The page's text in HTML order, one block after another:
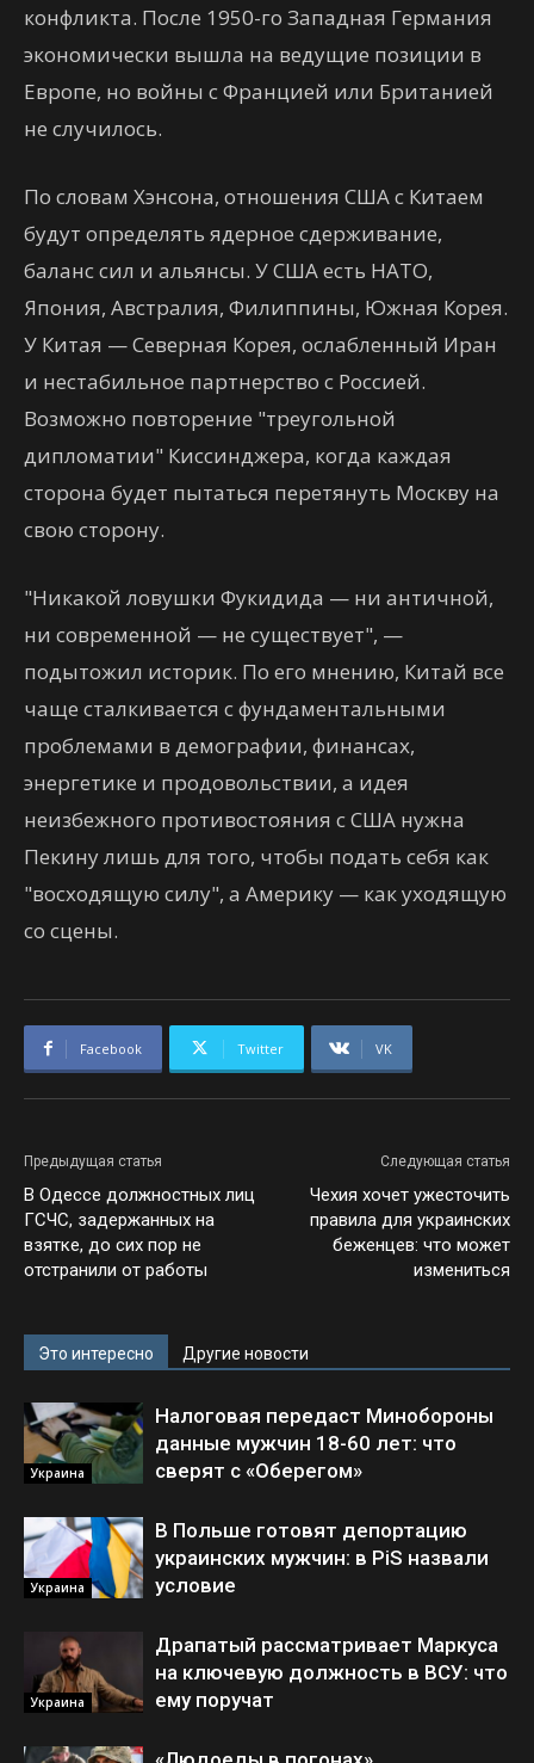
конфликта. После 1950-го Западная Германия
экономически вышла на ведущие позиции в
Европе, но войны с Францией или Британией
не случилось.
По словам Хэнсона, отношения США с Китаем
будут определять ядерное сдерживание,
баланс сил и альянсы. У США есть НАТО,
Япония, Австралия, Филиппины, Южная Корея.
У Китая — Северная Корея, ослабленный Иран
и нестабильное партнерство с Россией.
Возможно повторение "треугольной
дипломатии" Киссинджера, когда каждая
сторона будет пытаться перетянуть Москву на
свою сторону.
"Никакой ловушки Фукидида — ни античной,
ни современной — не существует", —
подытожил историк. По его мнению, Китай все
чаще сталкивается с фундаментальными
проблемами в демографии, финансах,
энергетике и продовольствии, а идея
неизбежного противостояния с США нужна
Пекину лишь для того, чтобы подать себя как
"восходящую силу", а Америку — как уходящую
со сцены.
Facebook Twitter VK
Предыдущая статья
В Одессе должностных лиц
ГСЧС, задержанных на
взятке, до сих пор не
отстранили от работы
Следующая статья
Чехия хочет ужесточить
правила для украинских
беженцев: что может
измениться
Это интересно Другие новости
Украина
Налоговая передаст Минобороны
данные мужчин 18-60 лет: что
сверят с «Оберегом»
Украина
В Польше готовят депортацию
украинских мужчин: в PiS назвали
условие
Украина
Драпатый рассматривает Маркуса
на ключевую должность в ВСУ: что
ему поручат